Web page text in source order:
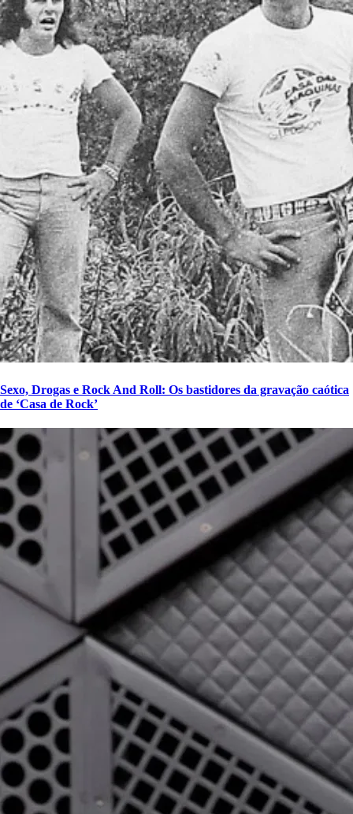
Sexo, Drogas e Rock And Roll: Os bastidores da gravação caótica
de ‘Casa de Rock’